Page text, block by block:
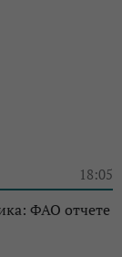
18:05
ФАО отчете